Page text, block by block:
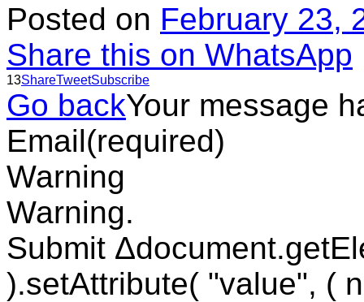
Posted on February 23,
Share this on WhatsApp
13ShareTweetSubscribe
Go backYour message
Email(required)
Warning
Warning.
Submit
).setAttribute( "value", (